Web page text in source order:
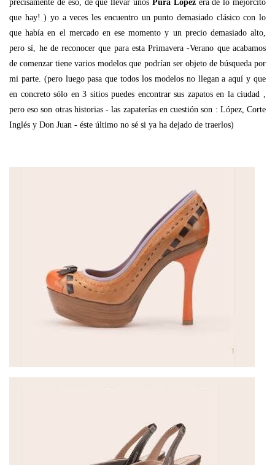
precisamente de eso, de que llevar unos Pura Lópezera de lo mejorcito
que hay! ) yo a veces les encuentro un punto demasiado clásico con lo
que había en el mercado en ese momento y un precio demasiado alto,
pero sí, he de reconocer que para esta Primavera -Verano que acabamos
de comenzar tiene varios modelos que podrían ser objeto de búsqueda por
mi parte. (pero luego pasa que todos los modelos no llegan a aquí y que
en concreto sólo en 3 sitios puedes encontrar sus zapatos en la ciudad ,
pero eso son otras historias - las zapaterías en cuestión son : López, Corte
Inglés y Don Juan - éste último no sé si ya ha dejado de traerlos)